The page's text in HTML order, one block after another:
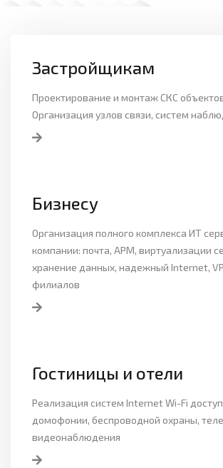
Застройщикам
Проектирование и монтаж СКС
Организация узлов связи, систем
Бизнесу
Организация полного комплекса ИТ
компании: почта, АРМ, виртуализации
хранение данных, надежный Internet,
филиалов
Гостиницы и отели
Реализация систем Internet Wi-Fi
домофонии, беспроводной охраны,
видеонаблюдения